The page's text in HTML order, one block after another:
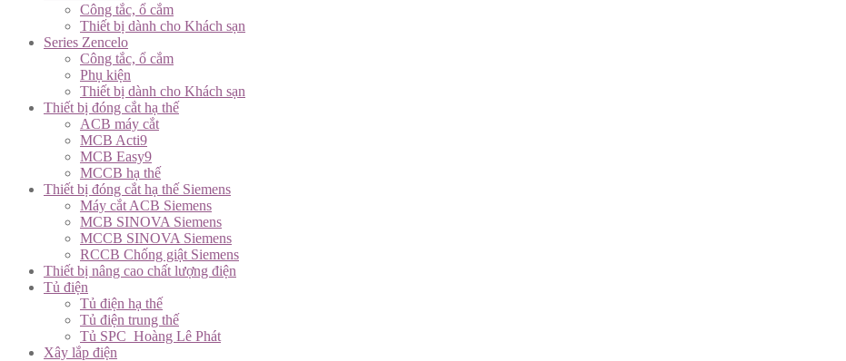
Công tắc, ổ cắm
Thiết bị dành cho Khách sạn
Series Zencelo
Công tắc, ổ cắm
Phụ kiện
Thiết bị dành cho Khách sạn
Thiết bị đóng cắt hạ thế
ACB máy cắt
MCB Acti9
MCB Easy9
MCCB hạ thế
Thiết bị đóng cắt hạ thế Siemens
Máy cắt ACB Siemens
MCB SINOVA Siemens
MCCB SINOVA Siemens
RCCB Chống giật Siemens
Thiết bị nâng cao chất lượng điện
Tủ điện
Tủ điện hạ thế
Tủ điện trung thế
Tủ SPC_Hoàng Lê Phát
Xây lắp điện